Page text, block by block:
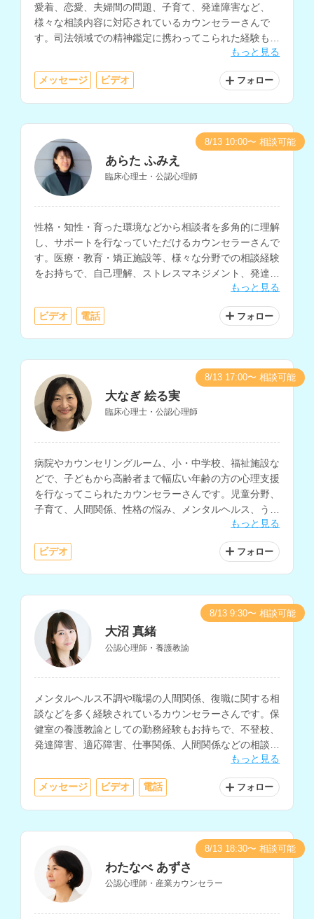
愛着、恋愛、夫婦間の問題、子育て、発達障害など、
様々な相談内容に対応されているカウンセラーさんで
す。司法領域での精神鑑定に携わってこられた経験もお
もっと見る
メッセージ ビデオ フォロー
あらた ふみえ
臨床心理士・公認心理師
性格・知性・育った環境などから相談者を多角的に理解
し、サポートを行なっていただけるカウンセラーさんで
す。医療・教育・矯正施設等、様々な分野での相談経験
をお持ちで、自己理解、ストレスマネジメント、発達障
害、アダルトチルドレンなどの相談を得意とされていま
す。
もっと見る
ビデオ 電話 フォロー
8/13 10:00〜 相談可能
大なぎ 絵る実
臨床心理士・公認心理師
病院やカウンセリングルーム、小・中学校、福祉施設な
どで、子どもから高齢者まで幅広い年齢の方の心理支援
を行なってこられたカウンセラーさんです。児童分野、
子育て、人間関係、性格の悩み、メンタルヘルス、うつ
等の相談を得意とされており、英語での相談も可能で
もっと見る
ビデオ フォロー
8/13 17:00〜 相談可能
大沼 真緒
公認心理師・養護教諭
メンタルヘルス不調や職場の人間関係、復職に関する相
談などを多く経験されているカウンセラーさんです。保
健室の養護教諭としての勤務経験もお持ちで、不登校、
発達障害、適応障害、仕事関係、人間関係などの相談も
もっと見る
メッセージ ビデオ 電話 フォロー
8/13 9:30〜 相談可能
わたなべ あずさ
公認心理師・産業カウンセラー
8/13 18:30〜 相談可能